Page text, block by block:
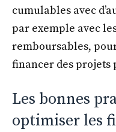
cumulables avec
par exemple avec
remboursables,
financer des projets
Les bonnes
optimiser les